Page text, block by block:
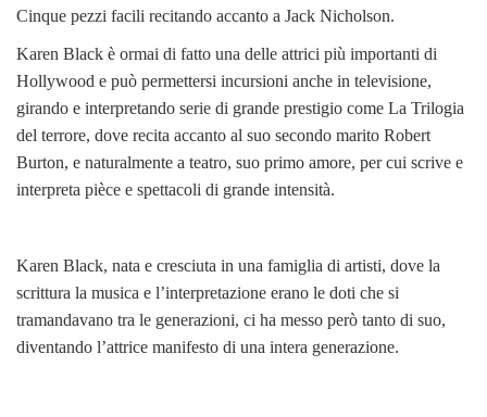
Cinque pezzi facili recitando accanto a Jack Nicholson.
Karen Black è ormai di fatto una delle attrici più importanti di
Hollywood e può permettersi incursioni anche in televisione,
girando e interpretando serie di grande prestigio come La Trilogia
del terrore, dove recita accanto al suo secondo marito Robert
Burton, e naturalmente a teatro, suo primo amore, per cui scrive e
interpreta pièce e spettacoli di grande intensità.
Karen Black, nata e cresciuta in una famiglia di artisti, dove la
scrittura la musica e l’interpretazione erano le doti che si
tramandavano tra le generazioni, ci ha messo però tanto di suo,
diventando l’attrice manifesto di una intera generazione.